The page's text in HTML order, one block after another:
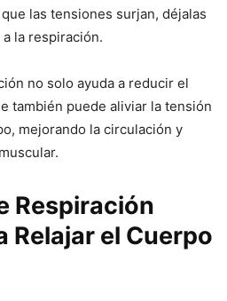
las tensiones surjan, déjalas
la respiración.
no solo ayuda a reducir el
también puede aliviar la tensión
mejorando la circulación y
Respiración
Relajar el Cuerpo